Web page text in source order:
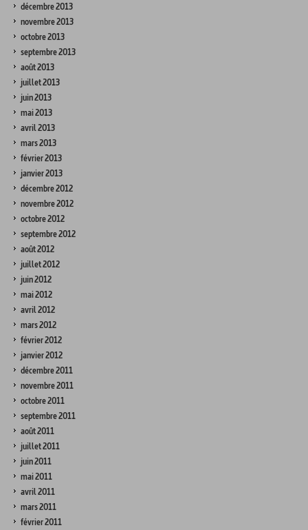
décembre 2013
novembre 2013
octobre 2013
septembre 2013
août 2013
juillet 2013
juin 2013
mai 2013
avril 2013
mars 2013
février 2013
janvier 2013
décembre 2012
novembre 2012
octobre 2012
septembre 2012
août 2012
juillet 2012
juin 2012
mai 2012
avril 2012
mars 2012
février 2012
janvier 2012
décembre 2011
novembre 2011
octobre 2011
septembre 2011
août 2011
juillet 2011
juin 2011
mai 2011
avril 2011
mars 2011
février 2011